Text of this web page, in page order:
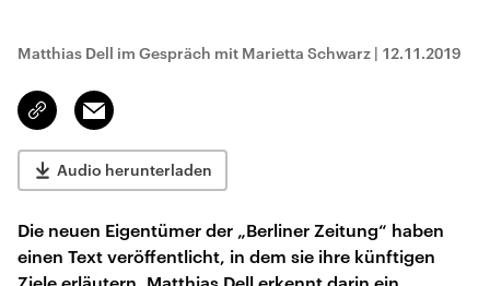
Matthias Dell im Gespräch mit Marietta Schwarz | 12.11.2019
Link
kopieren/teilen
Email
Audio herunterladen
Die neuen Eigentümer der „Berliner Zeitung“ haben
einen Text veröffentlicht, in dem sie ihre künftigen